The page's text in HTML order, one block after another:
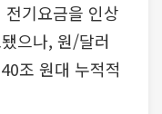
기요금을 인상
으나, 원/달러
조 원대 누적적